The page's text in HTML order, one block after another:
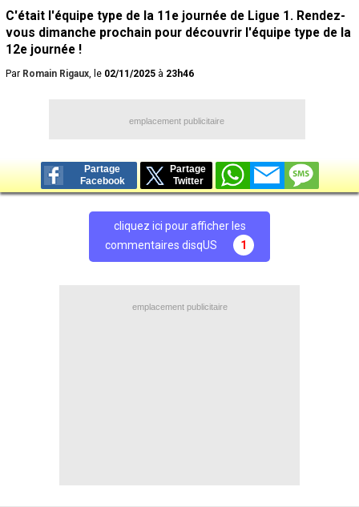
C'était l'équipe type de la 11e journée de Ligue 1. Rendez-
vous dimanche prochain pour découvrir l'équipe type de la
12e journée !
Par Romain Rigaux, le 02/11/2025 à 23h46
emplacement publicitaire
Partage
Facebook
Partage
Twitter
cliquez ici pour afficher les
commentaires disqUS
1
emplacement publicitaire